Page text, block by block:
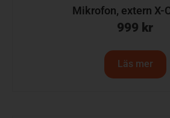
Mikrofon, extern X-
999 kr
Läs mer